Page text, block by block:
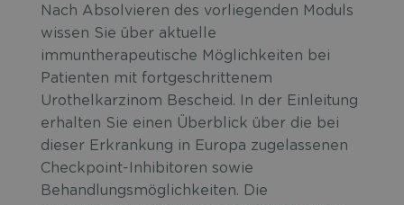
Nach Absolvieren des vorliegenden Moduls
wissen Sie über aktuelle
immuntherapeutische Möglichkeiten bei
Patienten mit fortgeschrittenem
Urothelkarzinom Bescheid. In der Einleitung
erhalten Sie einen Überblick über die bei
dieser Erkrankung in Europa zugelassenen
Checkpoint-Inhibitoren sowie
Behandlungsmöglichkeiten. Die